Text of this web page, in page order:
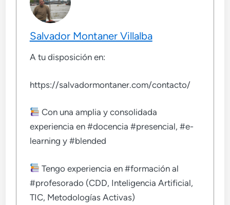
Salvador Montaner Villalba
A tu disposición en:
https://salvadormontaner.com/contacto/
Con una amplia y consolidada
experiencia en #docencia #presencial, #e-
learning y #blended
Tengo experiencia en #formación al
#profesorado (CDD, Inteligencia Artificial,
TIC, Metodologías Activas)